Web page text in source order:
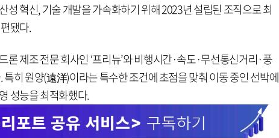
성 혁신, 기술 개발을 가속화하기 위해 2023년 설립된 조직으로 최
됐다.
론 제조 전문 회사인 ‘프리뉴’와 비행시간·속도·무선통신거리·풍
특히 원양(遠洋)이라는 특수한 조건에 초점을 맞춰 이동 중인 선박에
성능을 최적화했다.